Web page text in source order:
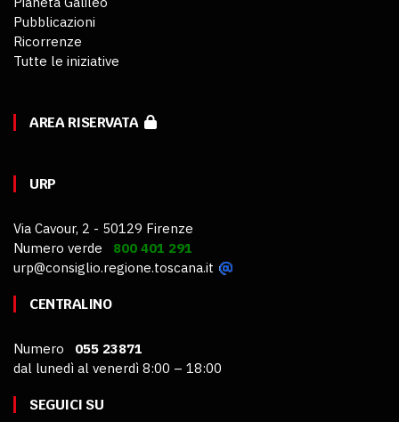
Pubblicazioni
Ricorrenze
Tutte le iniziative
AREA RISERVATA
URP
Via Cavour, 2 - 50129 Firenze
Numero verde 800 401 291
urp@consiglio.regione.toscana.it
CENTRALINO
Numero 055 23871
dal lunedì al venerdì 8:00 – 18:00
SEGUICI SU